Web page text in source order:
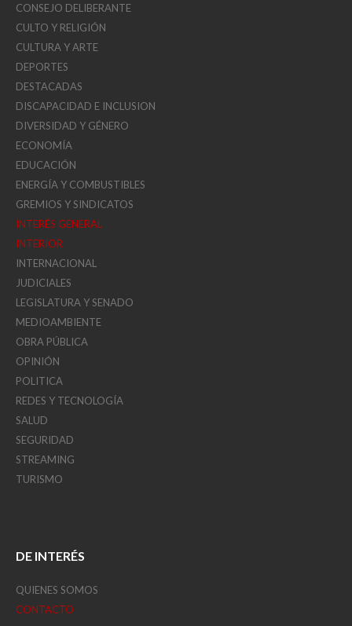
CONSEJO DELIBERANTE
CULTO Y RELIGIÓN
CULTURA Y ARTE
DEPORTES
DESTACADAS
DISCAPACIDAD E INCLUSION
DIVERSIDAD Y GÉNERO
ECONOMÍA
EDUCACIÓN
ENERGÍA Y COMBUSTIBLES
GREMIOS Y SINDICATOS
INTERÉS GENERAL
INTERIOR
INTERNACIONAL
JUDICIALES
LEGISLATURA Y SENADO
MEDIOAMBIENTE
OBRA PÚBLICA
OPINIÓN
POLITICA
REDES Y TECNOLOGÍA
SALUD
SEGURIDAD
STREAMING
TURISMO
DE INTERÉS
QUIENES SOMOS
CONTACTO